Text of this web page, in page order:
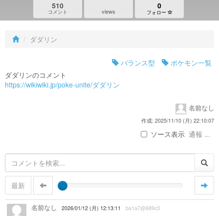
510
コメント views
0
フォロー
ダダリン
バランス型
ポケモン一覧
ダダリンのコメント
https://wikiwiki.jp/poke-unite/ダダリン
名前なし
作成: 2025/11/10 (月) 22:10:07
ソース表示 通報 ...
最新
名前なし 2026/01/12 (月) 12:13:11 ba1a7@689c3